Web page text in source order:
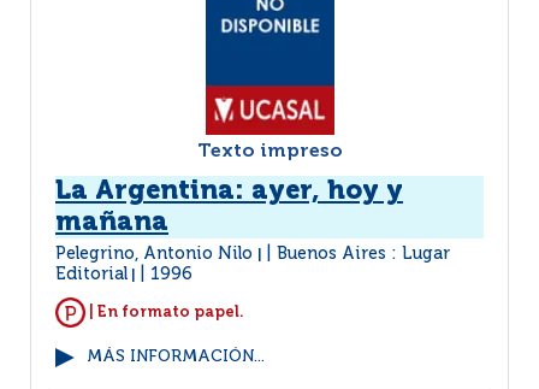
Texto impreso
La Argentina: ayer, hoy y
mañana
Pelegrino, Antonio Nilo
Buenos Aires : Lugar
Editorial
1996
| En formato papel.
MÁS INFORMACIÓN...